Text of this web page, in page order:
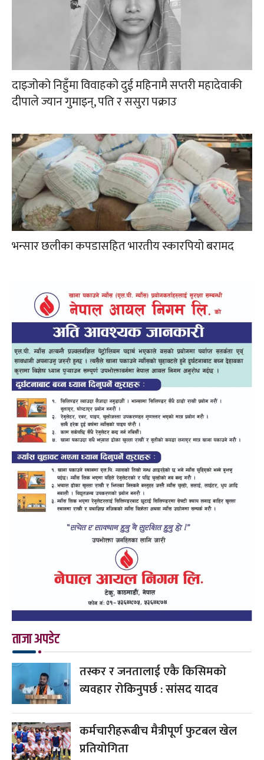
दाइजोको निहुँमा विवाहको दुई महिनामै सप्तरी महादेवाकी
दीपाले ज्यान गुमाइन्, पति र ससुरा पक्राउ
भन्सार छलीका कपडासहित भारतीय स्कारपियो बरामद
ताजा अपडेट
तस्कर र जनतालाई एकै किसिमको
व्यवहार रोकिनुपर्छ : सांसद यादव
कर्मचारीहरूबीच मैत्रीपूर्ण फुटबल खेल
प्रतियोगिता